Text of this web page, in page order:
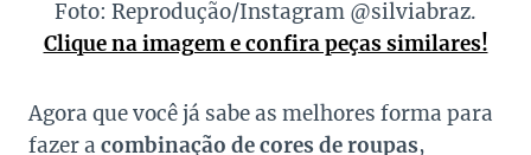
Foto: Reprodução/Instagram @silviabraz.
Clique na imagem e confira peças similares!
Agora que você já sabe as melhores forma para
fazer a combinação de cores de roupas,